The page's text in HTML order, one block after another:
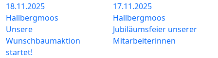
18.11.2025
Hallbergmoos
Unsere
Wunschbaumaktion
startet!
17.11.2025
Hallbergmoos
Jubiläumsfeier unserer
Mitarbeiterinnen